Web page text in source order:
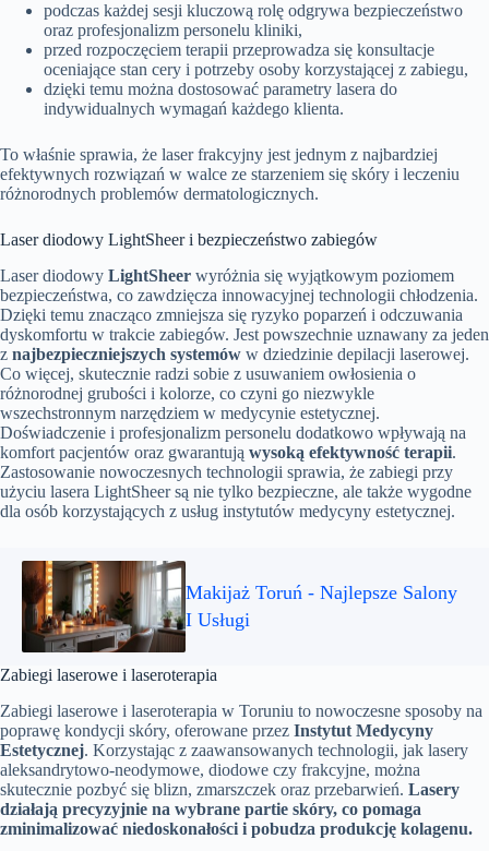
podczas każdej sesji kluczową rolę odgrywa bezpieczeństwo
oraz profesjonalizm personelu kliniki,
przed rozpoczęciem terapii przeprowadza się konsultacje
oceniające stan cery i potrzeby osoby korzystającej z zabiegu,
dzięki temu można dostosować parametry lasera do
indywidualnych wymagań każdego klienta.
To właśnie sprawia, że laser frakcyjny jest jednym z najbardziej
efektywnych rozwiązań w walce ze starzeniem się skóry i leczeniu
różnorodnych problemów dermatologicznych.
Laser diodowy LightSheer i bezpieczeństwo zabiegów
Laser diodowy LightSheer wyróżnia się wyjątkowym poziomem
bezpieczeństwa, co zawdzięcza innowacyjnej technologii chłodzenia.
Dzięki temu znacząco zmniejsza się ryzyko poparzeń i odczuwania
dyskomfortu w trakcie zabiegów. Jest powszechnie uznawany za jeden
z najbezpieczniejszych systemów w dziedzinie depilacji laserowej.
Co więcej, skutecznie radzi sobie z usuwaniem owłosienia o
różnorodnej grubości i kolorze, co czyni go niezwykle
wszechstronnym narzędziem w medycynie estetycznej.
Doświadczenie i profesjonalizm personelu dodatkowo wpływają na
komfort pacjentów oraz gwarantują wysoką efektywność terapii.
Zastosowanie nowoczesnych technologii sprawia, że zabiegi przy
użyciu lasera LightSheer są nie tylko bezpieczne, ale także wygodne
dla osób korzystających z usług instytutów medycyny estetycznej.
Makijaż Toruń - Najlepsze Salony
I Usługi
Zabiegi laserowe i laseroterapia
Zabiegi laserowe i laseroterapia w Toruniu to nowoczesne sposoby na
poprawę kondycji skóry, oferowane przez Instytut Medycyny
Estetycznej. Korzystając z zaawansowanych technologii, jak lasery
aleksandrytowo-neodymowe, diodowe czy frakcyjne, można
skutecznie pozbyć się blizn, zmarszczek oraz przebarwień. Lasery
działają precyzyjnie na wybrane partie skóry, co pomaga
zminimalizować niedoskonałości i pobudza produkcję kolagenu.